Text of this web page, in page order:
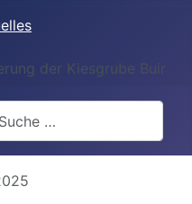
der Kiesgrube Buir